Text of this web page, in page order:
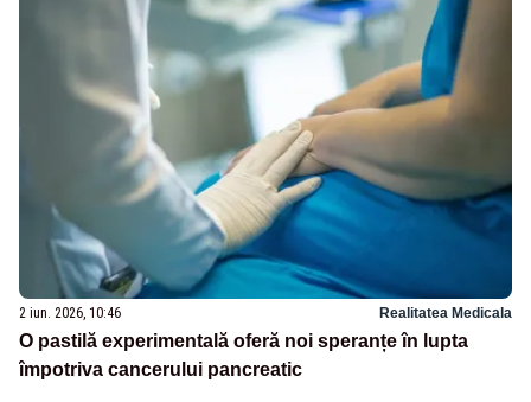
2 iun. 2026, 10:46 Realitatea Medicala
O pastilă experimentală oferă noi speranțe în lupta
împotriva cancerului pancreatic